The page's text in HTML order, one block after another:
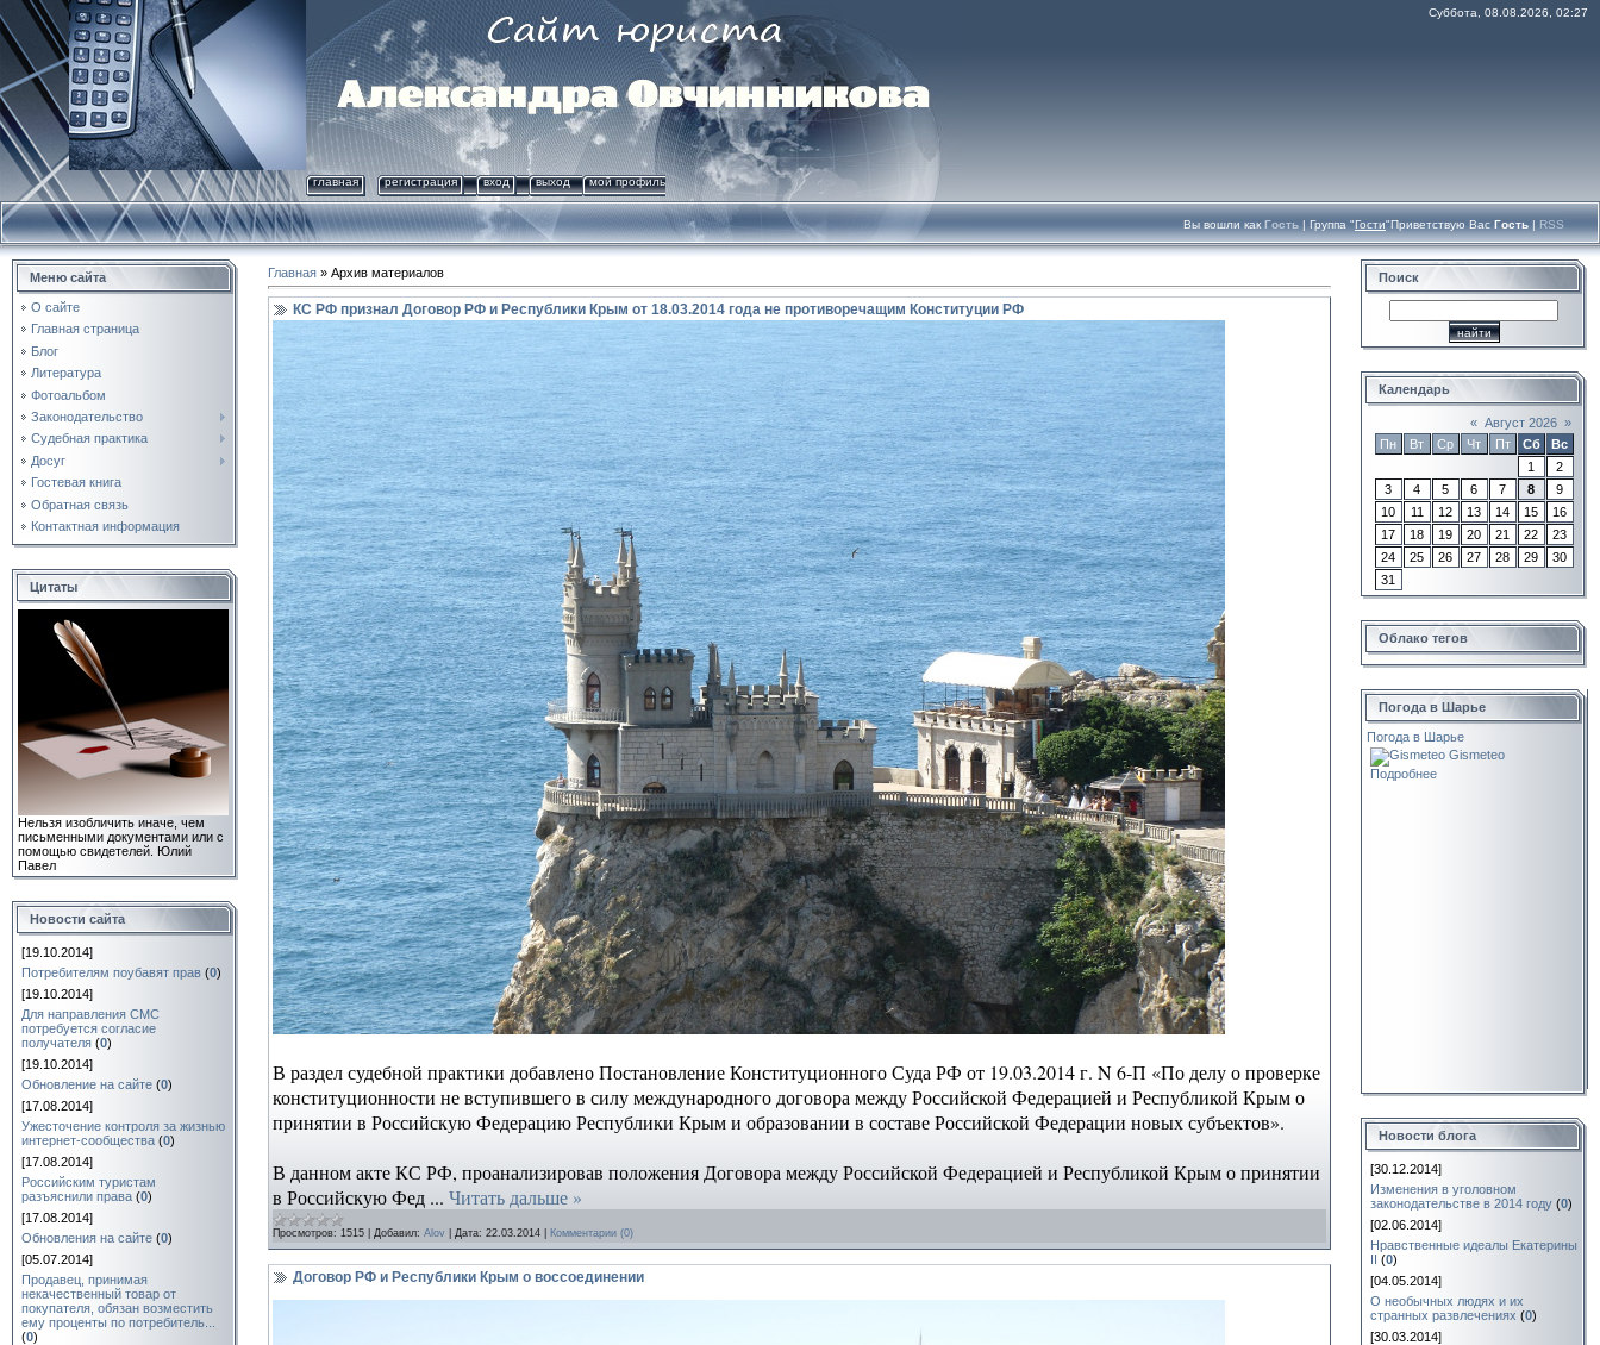
Суббота, 08.08.2026, 02:27
главная мой профиль
регистрация выход
вход
Вы вошли как Гость | Группа "Гости"Приветствую Вас Гость | RSS
Меню сайта
О сайте
Главная страница
Блог
Литература
Фотоальбом
Законодательство
Судебная практика
Досуг
Гостевая книга
Обратная связь
Контактная информация
Цитаты
Нельзя изобличить иначе, чем
письменными документами или с
помощью свидетелей. Юлий
Павел
Новости сайта
[19.10.2014]
Потребителям поубавят прав (0)
[19.10.2014]
Для направления СМС
потребуется согласие
получателя (0)
[19.10.2014]
Обновление на сайте (0)
[17.08.2014]
Ужесточение контроля за жизнью
интернет-сообщества (0)
[17.08.2014]
Российским туристам
разъяснили права (0)
[17.08.2014]
Обновления на сайте (0)
[05.07.2014]
Продавец, принимая
некачественный товар от
покупателя, обязан возместить
ему проценты по потребитель...
(0)
Главная » Архив материалов
КС РФ признал Договор РФ и Республики Крым от 18.03.2014 года не противоречащим Конституции РФ
В раздел судебной практики добавлено Постановление Конституционного Суда РФ от 19.03.2014 г. N 6-П «По делу о проверке
конституционности не вступившего в силу международного договора между Российской Федерацией и Республикой Крым о
принятии в Российскую Федерацию Республики Крым и образовании в составе Российской Федерации новых субъектов».
В данном акте КС РФ, проанализировав положения Договора между Российской Федерацией и Республикой Крым о принятии
в Российскую Фед ... Читать дальше »
Просмотров: 1515 Добавил: Alov Дата: 22.03.2014 Комментарии (0)
Договор РФ и Республики Крым о воссоединении
Поиск
Календарь
« Август 2026 »
Пн
Вт Ср Чт Пт Сб
Вс
1
2
3
4 5 6 7 8
9
10
11 12 13 14 15
16
17
18 19 20 21 22
23
24
25 26 27 28 29
30
31
Облако тегов
Погода в Шарье
Погода в Шарье
Gismeteo
Подробнее
Новости блога
[30.12.2014]
Изменения в уголовном
законодательстве в 2014 году (0)
[02.06.2014]
Нравственные идеалы Екатерины
II (0)
[04.05.2014]
О необычных людях и их
странных развлечениях (0)
[30.03.2014]